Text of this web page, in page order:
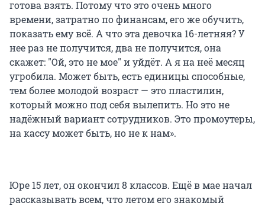
готова взять. Потому что это очень много
времени, затратно по финансам, его же обучить,
показать ему всё. А что эта девочка 16-летняя? У
нее раз не получится, два не получится, она
скажет: "Ой, это не мое" и уйдёт. А я на неё месяц
угробила. Может быть, есть единицы способные,
тем более молодой возраст — это пластилин,
который можно под себя вылепить. Но это не
надёжный вариант сотрудников. Это промоутеры,
на кассу может быть, но не к нам».
Юре 15 лет, он окончил 8 классов. Ещё в мае начал
рассказывать всем, что летом его знакомый